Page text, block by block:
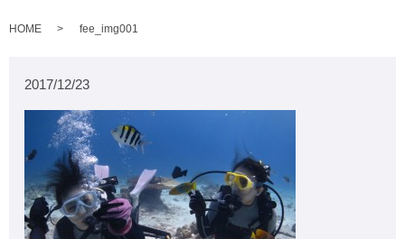
HOME fee_img001
2017/12/23